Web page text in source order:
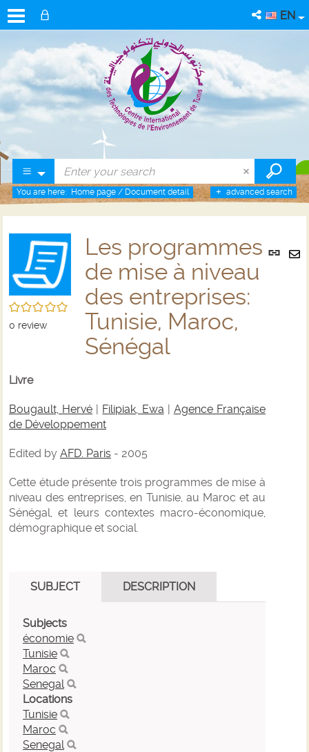
EN
advanced search
You are here: Home page / Document detail
link
/5
0 review
Les programmes
de mise à niveau
des entreprises:
Tunisie, Maroc,
Sénégal
Livre
Bougault, Hervé | Filipiak, Ewa | Agence Française
de Développement
Edited by AFD. Paris - 2005
Cette étude présente trois programmes de mise à
niveau des entreprises, en Tunisie, au Maroc et au
Sénégal, et leurs contextes macro-économique,
démographique et social.
SUBJECT DESCRIPTION
Subjects
économie
Tunisie
Maroc
Senegal
Locations
Tunisie
Maroc
Senegal